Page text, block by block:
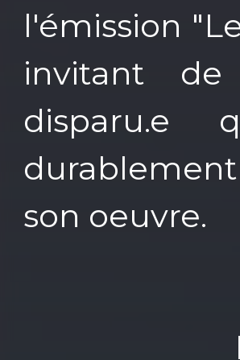
l'émission
invitant
son oeuvre.